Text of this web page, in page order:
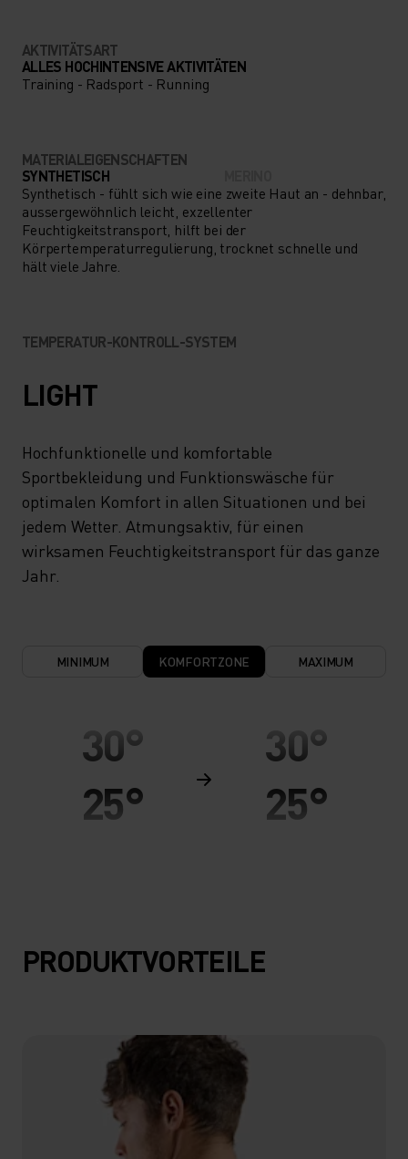
AKTIVITÄTSART
ALLES HOCHINTENSIVE AKTIVITÄTEN
Training - Radsport - Running
MATERIALEIGENSCHAFTEN
SYNTHETISCH
Synthetisch - fühlt sich wie eine zweite Haut an - dehnbar,
aussergewöhnlich leicht, exzellenter
Feuchtigkeitstransport, hilft bei der
Körpertemperaturregulierung, trocknet schnelle und
hält viele Jahre.
TEMPERATUR-KONTROLL-SYSTEM
LIGHT
Hochfunktionelle und komfortable
Sportbekleidung und Funktionswäsche für
optimalen Komfort in allen Situationen und bei
jedem Wetter. Atmungsaktiv, für einen
wirksamen Feuchtigkeitstransport für das ganze
Jahr.
MINIMUM KOMFORTZONE MAXIMUM
30°
25°
10°
5°
0°
30°
25°
10°
PRODUKTVORTEILE